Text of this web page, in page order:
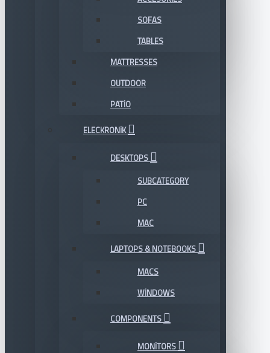
SOFAS
TABLES
MATTRESSES
OUTDOOR
PATIO
ELECKRONIK
DESKTOPS
SUBCATEGORY
PC
MAC
LAPTOPS & NOTEBOOKS
MACS
WINDOWS
COMPONENTS
MONITORS